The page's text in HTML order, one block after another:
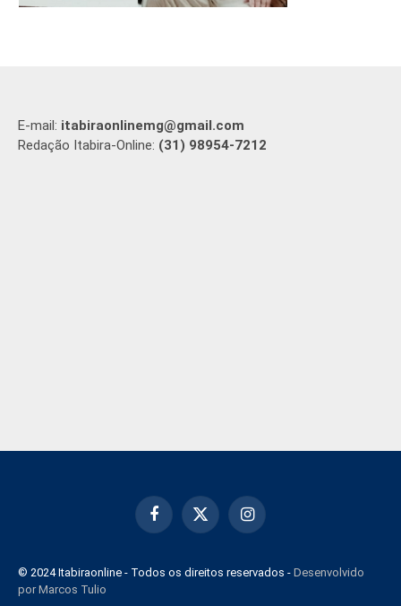
E-mail: itabiraonlinemg@gmail.com
Redação Itabira-Online: (31) 98954-7212
Facebook
X
Instagram
© 2024 Itabiraonline - Todos os direitos reservados - Desenvolvido
por Marcos Tulio